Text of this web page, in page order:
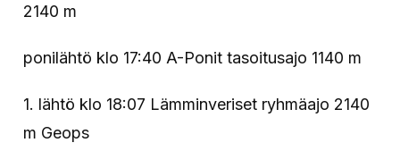
2140 m
ponilähtö klo 17:40 A-Ponit tasoitusajo 1140 m
1. lähtö klo 18:07 Lämminveriset ryhmäajo 2140
m Geops